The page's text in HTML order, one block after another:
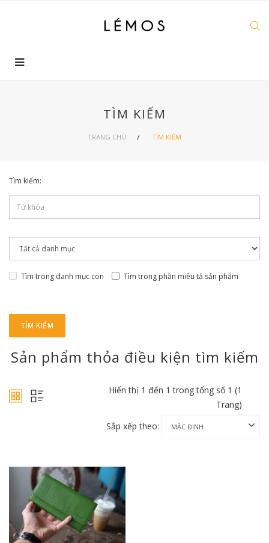
TÌM KIẾM
TRANG CHỦ TÌM KIẾM
Tìm kiếm:
Tìm trong danh mục con Tìm trong phần miêu tả sản phẩm
Sản phẩm thỏa điều kiện tìm kiếm
Hiển thị 1 đến 1 trong tổng số 1 (1
Trang)
Sắp xếp theo: